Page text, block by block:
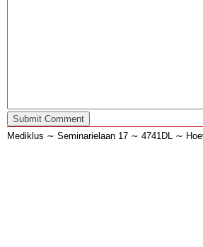
Mediklus ∼ Seminarielaan 17 ∼ 4741DL ∼